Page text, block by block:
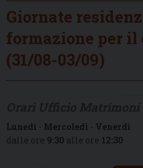
Giornate
formazione per il
(31/08-03/09)
Lunedì - Mercoledì - Venerdì
dalle ore 9:30 alle ore 12:30